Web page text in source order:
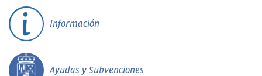
Información
Ayudas y Subvenciones